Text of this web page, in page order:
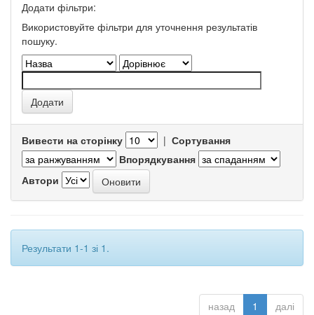
Додати фільтри:
Використовуйте фільтри для уточнення результатів
пошуку.
Вивести на сторінку | Сортування
Впорядкування
Автори
Результати 1-1 зі 1.
назад 1 далі